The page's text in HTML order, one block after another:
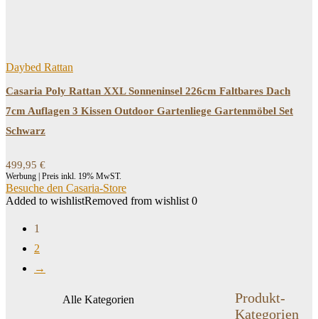
Daybed Rattan
Casaria Poly Rattan XXL Sonneninsel 226cm Faltbares Dach
7cm Auflagen 3 Kissen Outdoor Gartenliege Gartenmöbel Set
Schwarz
499,95 €
Werbung | Preis inkl. 19% MwST.
Besuche den Casaria-Store
Added to wishlistRemoved from wishlist 0
1
2
→
Alle Kategorien
Produkt-
Kategorien